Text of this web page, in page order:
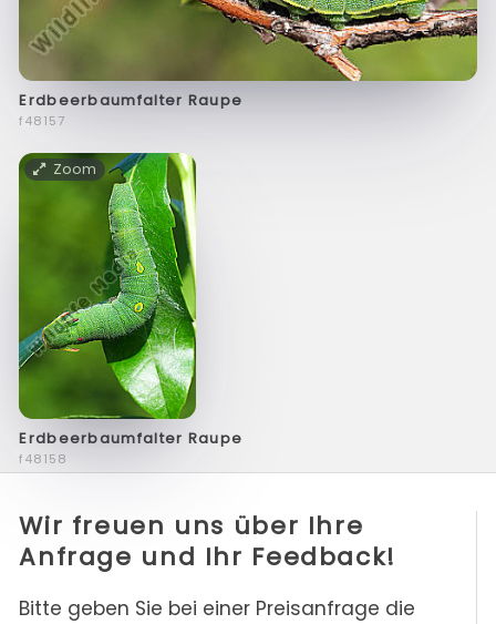
Erdbeerbaumfalter Raupe
f48157
Zoom
Erdbeerbaumfalter Raupe
f48158
Wir freuen uns über Ihre
Anfrage und Ihr Feedback!
Bitte geben Sie bei einer Preisanfrage die